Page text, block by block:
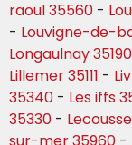
raoul 35560 -
- Louvigne-de-
Longaulnay 35190
Lillemer 35111 -
35340 - Les iffs
35330 -